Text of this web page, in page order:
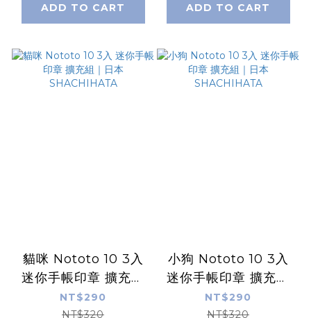
ADD TO CART ADD TO CART
貓咪 Nototo 10 3入
迷你手帳印章 擴充組
｜日本SHACHIHATA
NT$290
NT$320
小狗 Nototo 10 3入
迷你手帳印章 擴充組
｜日本SHACHIHATA
NT$290
NT$320